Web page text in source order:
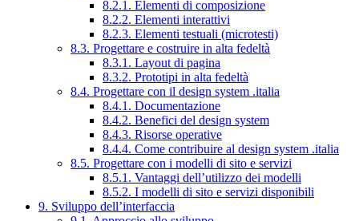
8.2.1. Elementi di composizione
8.2.2. Elementi interattivi
8.2.3. Elementi testuali (microtesti)
8.3. Progettare e costruire in alta fedeltà
8.3.1. Layout di pagina
8.3.2. Prototipi in alta fedeltà
8.4. Progettare con il design system .italia
8.4.1. Documentazione
8.4.2. Benefici del design system
8.4.3. Risorse operative
8.4.4. Come contribuire al design system .italia
8.5. Progettare con i modelli di sito e servizi
8.5.1. Vantaggi dell’utilizzo dei modelli
8.5.2. I modelli di sito e servizi disponibili
9. Sviluppo dell’interfaccia